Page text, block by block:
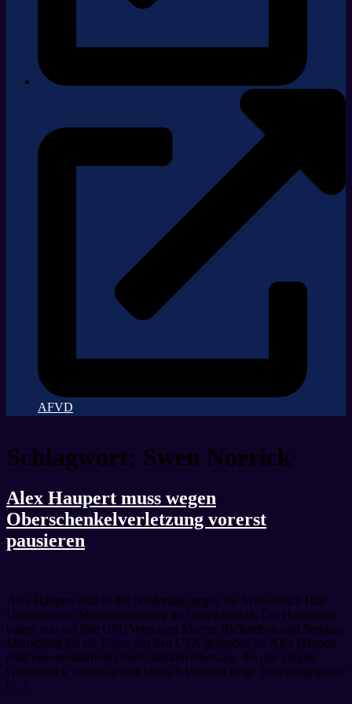
AFVD
Schlagwort: Swen Norrick
Alex Haupert muss wegen
Oberschenkelverletzung vorerst
pausieren
Alex Haupert erlitt in der Niederlage gegen die Schwäbisch Hall
Unicorns eine Muskelverletzung im Oberschenkel. Die Hurricanes
bauen nun auf ihre GFL Veteranen Marcus Richardson und Stephan
Mertsching bis ein Ersatz aus den USA gefunden ist. Alex Haupert
erlitt eine ernsthaftere Oberschenkelverletzung, die den jungen
Quarterback vorerst in eine bis zu 6 Wochen lange Verletzungspause
[…]